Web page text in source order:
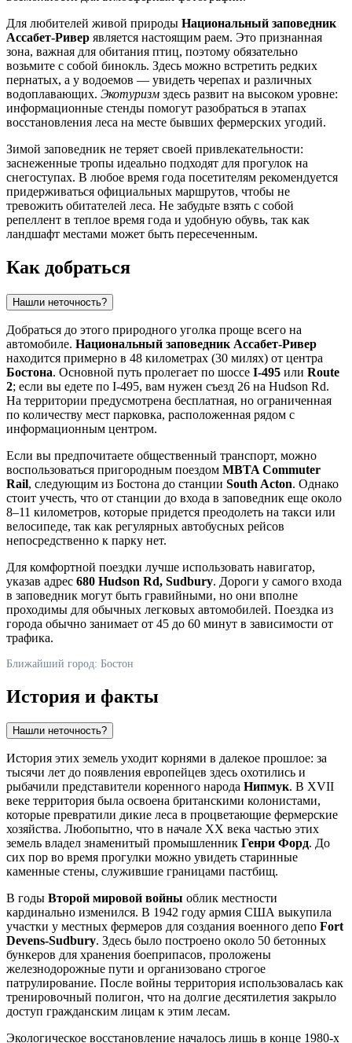
Для любителей живой природы Национальный заповедник
Ассабет-Ривер является настоящим раем. Это признанная
зона, важная для обитания птиц, поэтому обязательно
возьмите с собой бинокль. Здесь можно встретить редких
пернатых, а у водоемов — увидеть черепах и различных
водоплавающих. Экотуризм здесь развит на высоком уровне:
информационные стенды помогут разобраться в этапах
восстановления леса на месте бывших фермерских угодий.
Зимой заповедник не теряет своей привлекательности:
заснеженные тропы идеально подходят для прогулок на
снегоступах. В любое время года посетителям рекомендуется
придерживаться официальных маршрутов, чтобы не
тревожить обитателей леса. Не забудьте взять с собой
репеллент в теплое время года и удобную обувь, так как
ландшафт местами может быть пересеченным.
Как добраться
Нашли неточность?
Добраться до этого природного уголка проще всего на
автомобиле. Национальный заповедник Ассабет-Ривер
находится примерно в 48 километрах (30 милях) от центра
Бостона. Основной путь пролегает по шоссе I-495 или Route
2; если вы едете по I-495, вам нужен съезд 26 на Hudson Rd.
На территории предусмотрена бесплатная, но ограниченная
по количеству мест парковка, расположенная рядом с
информационным центром.
Если вы предпочитаете общественный транспорт, можно
воспользоваться пригородным поездом MBTA Commuter
Rail, следующим из Бостона до станции South Acton. Однако
стоит учесть, что от станции до входа в заповедник еще около
8–11 километров, которые придется преодолеть на такси или
велосипеде, так как регулярных автобусных рейсов
непосредственно к парку нет.
Для комфортной поездки лучше использовать навигатор,
указав адрес 680 Hudson Rd, Sudbury. Дороги у самого входа
в заповедник могут быть гравийными, но они вполне
проходимы для обычных легковых автомобилей. Поездка из
города обычно занимает от 45 до 60 минут в зависимости от
трафика.
Ближайший город: Бостон
История и факты
Нашли неточность?
История этих земель уходит корнями в далекое прошлое: за
тысячи лет до появления европейцев здесь охотились и
рыбачили представители коренного народа Нипмук. В XVII
веке территория была освоена британскими колонистами,
которые превратили дикие леса в процветающие фермерские
хозяйства. Любопытно, что в начале XX века частью этих
земель владел знаменитый промышленник Генри Форд. До
сих пор во время прогулки можно увидеть старинные
каменные стены, служившие границами пастбищ.
В годы Второй мировой войны облик местности
кардинально изменился. В 1942 году армия США выкупила
участки у местных фермеров для создания военного депо Fort
Devens-Sudbury. Здесь было построено около 50 бетонных
бункеров для хранения боеприпасов, проложены
железнодорожные пути и организовано строгое
патрулирование. После войны территория использовалась как
тренировочный полигон, что на долгие десятилетия закрыло
доступ гражданским лицам к этим лесам.
Экологическое восстановление началось лишь в конце 1980-х